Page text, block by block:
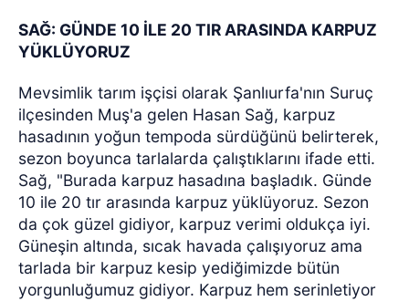
SAĞ: GÜNDE 10 İLE 20 TIR ARASINDA KARPUZ
YÜKLÜYORUZ
Mevsimlik tarım işçisi olarak Şanlıurfa'nın Suruç
ilçesinden Muş'a gelen Hasan Sağ, karpuz
hasadının yoğun tempoda sürdüğünü belirterek,
sezon boyunca tarlalarda çalıştıklarını ifade etti.
Sağ, "Burada karpuz hasadına başladık. Günde
10 ile 20 tır arasında karpuz yüklüyoruz. Sezon
da çok güzel gidiyor, karpuz verimi oldukça iyi.
Güneşin altında, sıcak havada çalışıyoruz ama
tarlada bir karpuz kesip yediğimizde bütün
yorgunluğumuz gidiyor. Karpuz hem serinletiyor